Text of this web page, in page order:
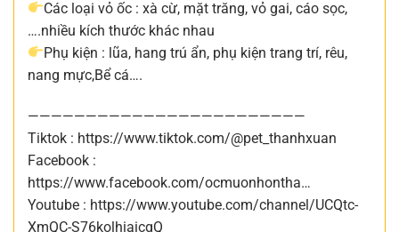
Các loại vỏ ốc : xà cừ, mặt trăng, vỏ gai, cáo sọc,
….nhiều kích thước khác nhau
Phụ kiện : lũa, hang trú ẩn, phụ kiện trang trí, rêu,
nang mực,Bể cá….
————————————————————————
Tiktok : https://www.tiktok.com/@pet_thanhxuan
Facebook :
https://www.facebook.com/ocmuonhontha…
Youtube : https://www.youtube.com/channel/UCQtc-
XmQC-S76kolhiaicgQ